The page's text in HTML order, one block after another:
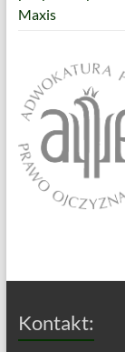
Maxis
Kontakt: